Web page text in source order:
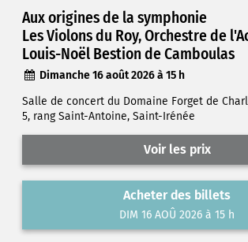
Aux origines de la symphonie
Les Violons du Roy, Orchestre de
Louis-Noël Bestion de Camboulas
Dimanche 16 août 2026 à 15 h
Salle de concert du Domaine Forget de
5, rang Saint-Antoine, Saint-Irénée
Voir les prix
Acheter des billets
DIM 16 AOÛ 2026 à 15 h